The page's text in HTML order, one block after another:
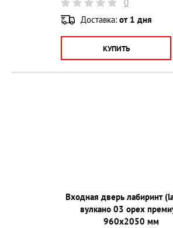
0
Доставка: от 1 дня
КУПИТЬ
Входная дверь лабиринт
вулкано 03 орех
960х2050 мм